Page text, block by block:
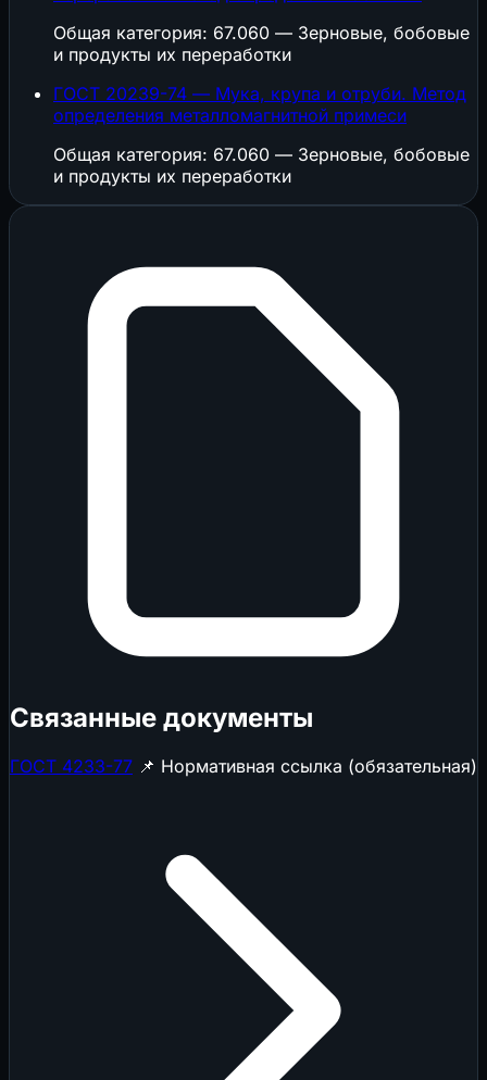
Общая категория: 67.060 — Зерновые, бобовые
и продукты их переработки
ГОСТ 20239-74 — Мука, крупа и отруби. Метод
определения металломагнитной примеси
Общая категория: 67.060 — Зерновые, бобовые
и продукты их переработки
Связанные документы
ГОСТ 4233-77 📌 Нормативная ссылка (обязательная)